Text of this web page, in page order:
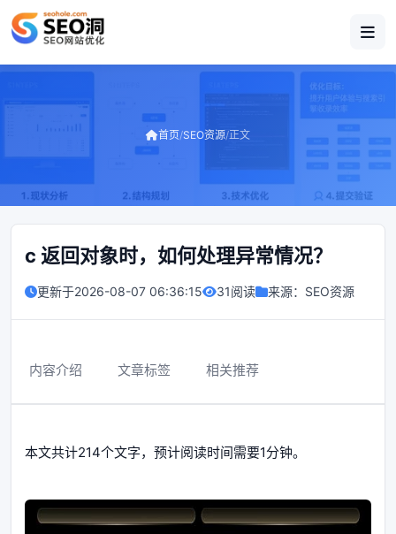
首页/SEO资源/正文
c 返回对象时，如何处理异常情况？
更新于2026-08-07 06:36:15 31阅读 来源： SEO资源
内容介绍 文章标签 相关推荐
本文共计214个文字，预计阅读时间需要1分钟。